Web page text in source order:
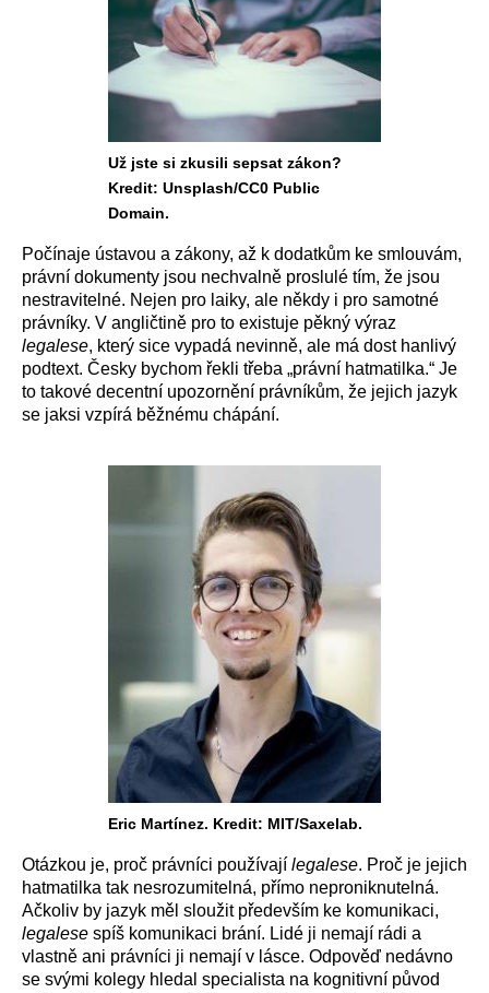
Už jste si zkusili sepsat zákon?
Kredit: Unsplash/CC0 Public
Domain.
Počínaje ústavou a zákony, až k dodatkům ke smlouvám,
právní dokumenty jsou nechvalně proslulé tím, že jsou
nestravitelné. Nejen pro laiky, ale někdy i pro samotné
právníky. V angličtině pro to existuje pěkný výraz
legalese, který sice vypadá nevinně, ale má dost hanlivý
podtext. Česky bychom řekli třeba „právní hatmatilka.“ Je
to takové decentní upozornění právníkům, že jejich jazyk
se jaksi vzpírá běžnému chápání.
Eric Martínez. Kredit: MIT/Saxelab.
Otázkou je, proč právníci používají legalese. Proč je jejich
hatmatilka tak nesrozumitelná, přímo neproniknutelná.
Ačkoliv by jazyk měl sloužit především ke komunikaci,
legalese spíš komunikaci brání. Lidé ji nemají rádi a
vlastně ani právníci ji nemají v lásce. Odpověď nedávno
se svými kolegy hledal specialista na kognitivní původ